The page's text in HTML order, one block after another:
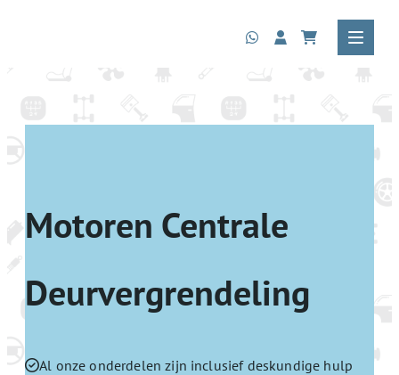
Motoren Centrale
Deurvergrendeling
Al onze onderdelen zijn inclusief deskundige hulp